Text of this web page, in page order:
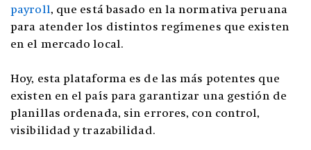
payroll, que está basado en la normativa peruana
para atender los distintos regímenes que existen
en el mercado local.
Hoy, esta plataforma es de las más potentes que
existen en el país para garantizar una gestión de
planillas ordenada, sin errores, con control,
visibilidad y trazabilidad.